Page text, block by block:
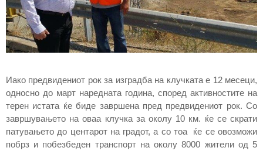
Иако предвидениот рок за изградба на клучката е 12 месеци,
односно до март наредната година, според активностите на
терен истата ќе биде завршена пред предвидениот рок. Со
завршувањето на оваа клучка за околу 10 км. ќе се скрати
патувањето до центарот на градот, а со тоа ќе се овозможи
побрз и побезбеден транспорт на околу 8000 жители од 5